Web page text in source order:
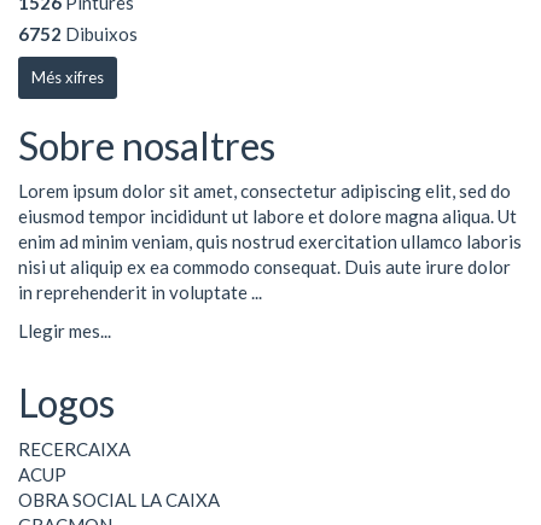
6752 Dibuixos
Més xifres
Sobre nosaltres
Lorem ipsum dolor sit amet, consectetur adipiscing elit, sed do
eiusmod tempor incididunt ut labore et dolore magna aliqua. Ut
enim ad minim veniam, quis nostrud exercitation ullamco laboris
nisi ut aliquip ex ea commodo consequat. Duis aute irure dolor
in reprehenderit in voluptate ...
Llegir mes...
Logos
RECERCAIXA
ACUP
OBRA SOCIAL LA CAIXA